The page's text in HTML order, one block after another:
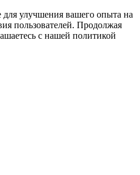
улучшения вашего опыта на
пользователей. Продолжая
с нашей политикой